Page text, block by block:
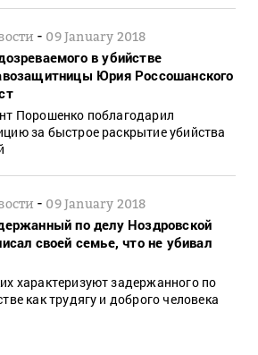
- 09 January 2018
в убийстве
Юрия Россошанского
Порошенко поблагодарил
за быстрое раскрытие убийства
- 09 January 2018
по делу Ноздровской
своей семье, что не убивал
характеризуют задержанного по
как трудягу и доброго человека